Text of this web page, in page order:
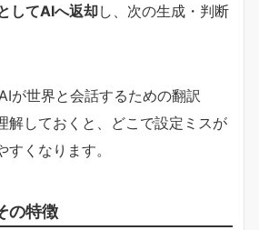
してAIへ返却し、次の生成・判断
が世界と会話するための翻訳
解しておくと、どこで設定ミスが
くなります。
の特徴